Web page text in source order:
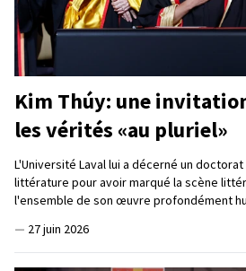
Kim Thúy: une
les vérités «au pluriel»
L'Université Laval lui a décerné un doctorat
littérature pour avoir marqué la scène
l'ensemble de son œuvre profondément
— 27 juin 2026